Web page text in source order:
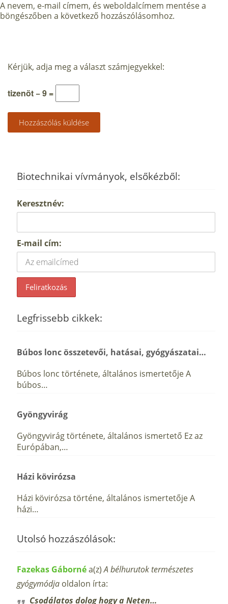
A nevem, e-mail címem, és weboldalcímem mentése a
böngészőben a következő hozzászólásomhoz.
Kérjük, adja meg a választ számjegyekkel:
tizenöt − 9 =
Biotechnikai vívmányok, elsőkézből:
Keresztnév:
E-mail cím:
Legfrissebb cikkek:
Búbos lonc összetevői, hatásai, gyógyászatai…
Búbos lonc története, általános ismertetője A
búbos…
Gyöngyvirág
Gyöngyvirág története, általános ismertető Ez az
Európában,…
Házi kövirózsa
Házi kövirózsa történe, általános ismertetője A
házi…
Utolsó hozzászólások:
Fazekas Gábornéa(z)A bélhurutok természetes
gyógymódja oldalon írta:
Csodálatos dolog hogy a Neten…